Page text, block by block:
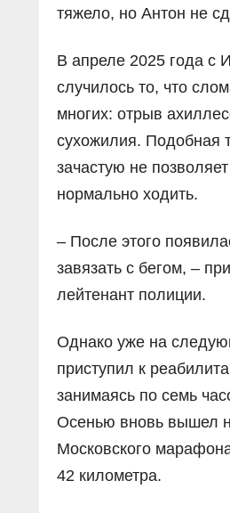
тяжело, но Антон не
В апреле 2025 года с
случилось то, что
многих: отрыв
сухожилия. Подобная
зачастую не
нормально ходить.
– После этого
завязать с бегом, –
лейтенант полиции.
Однако уже на
приступил к
занимаясь по семь
Осенью вновь вышел
Московского
42 километра.